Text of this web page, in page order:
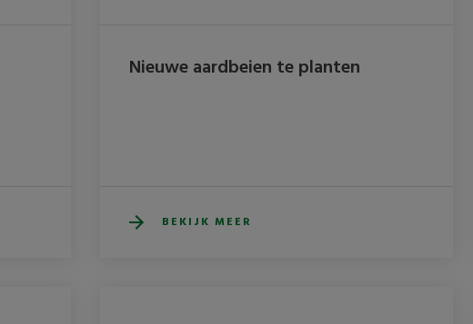
Nieuwe aardbeien te planten
BEKIJK MEER